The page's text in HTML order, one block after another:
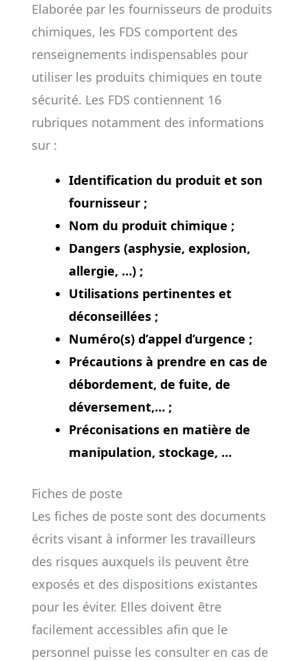
Elaborée par les fournisseurs de produits
chimiques, les FDS comportent des
renseignements indispensables pour
utiliser les produits chimiques en toute
sécurité. Les FDS contiennent 16
rubriques notamment des informations
sur :
Identification du produit et son
fournisseur ;
Nom du produit chimique ;
Dangers (asphysie, explosion,
allergie, …) ;
Utilisations pertinentes et
déconseillées ;
Numéro(s) d’appel d’urgence ;
Précautions à prendre en cas de
débordement, de fuite, de
déversement,… ;
Préconisations en matière de
manipulation, stockage, …
Fiches de poste
Les fiches de poste sont des documents
écrits visant à informer les travailleurs
des risques auxquels ils peuvent être
exposés et des dispositions existantes
pour les éviter. Elles doivent être
facilement accessibles afin que le
personnel puisse les consulter en cas de